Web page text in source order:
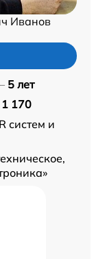
Иванов
5 лет
1 170
систем и